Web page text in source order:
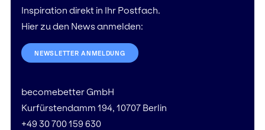
Inspiration direkt in Ihr Postfach.
Hier zu den News anmelden:
NEWSLETTER ANMELDUNG
becomebetter GmbH
Kurfürstendamm 194, 10707 Berlin
+49 30 700 159 630